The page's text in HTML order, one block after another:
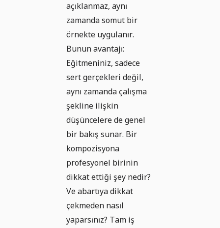
açıklanmaz, aynı
zamanda somut bir
örnekte uygulanır.
Bunun avantajı:
Eğitmeniniz, sadece
sert gerçekleri değil,
aynı zamanda çalışma
şekline ilişkin
düşüncelere de genel
bir bakış sunar. Bir
kompozisyona
profesyonel birinin
dikkat ettiği şey nedir?
Ve abartıya dikkat
çekmeden nasıl
yaparsınız? Tam iş